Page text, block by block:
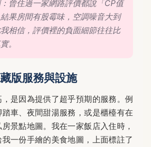
曾住過一家網路評價都說「CP值
果房間有股霉味，空調噪音大到
相信，評價裡的負面細節往往比
。
版服務與設施
是因為提供了超乎預期的服務。例
車、夜間甜湯服務，或是櫃檯有在
景點地圖。我在一家飯店入住時，
一份手繪的美食地圖，上面標註了